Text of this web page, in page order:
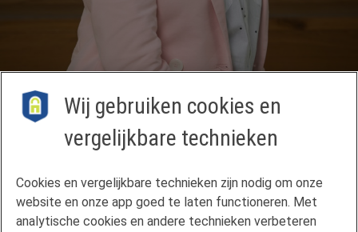
Marit Oosting (Eventmanager AM)
Veelgestelde vragen
Klachtenregeling
Wij gebruiken cookies en
vergelijkbare technieken
Cookies en vergelijkbare technieken zijn nodig om onze
website en onze app goed te laten functioneren. Met
analytische cookies en andere technieken verbeteren